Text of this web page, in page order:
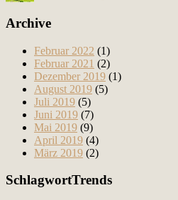
Archive
Februar 2022 (1)
Februar 2021 (2)
Dezember 2019 (1)
August 2019 (5)
Juli 2019 (5)
Juni 2019 (7)
Mai 2019 (9)
April 2019 (4)
März 2019 (2)
SchlagwortTrends